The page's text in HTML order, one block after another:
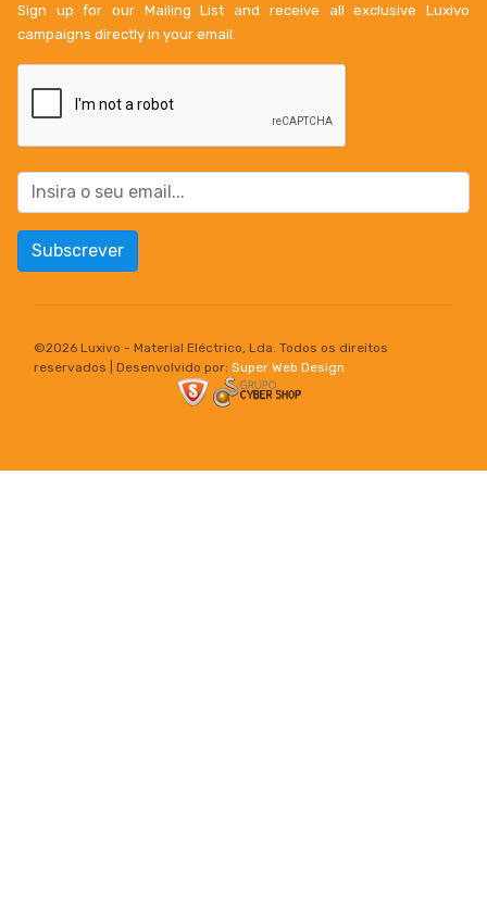
Sign up for our Mailing List and receive all exclusive Luxivo
campaigns directly in your email.
Subscrever
©2026 Luxivo - Material Eléctrico, Lda. Todos os direitos
reservados | Desenvolvido por: Super Web Design